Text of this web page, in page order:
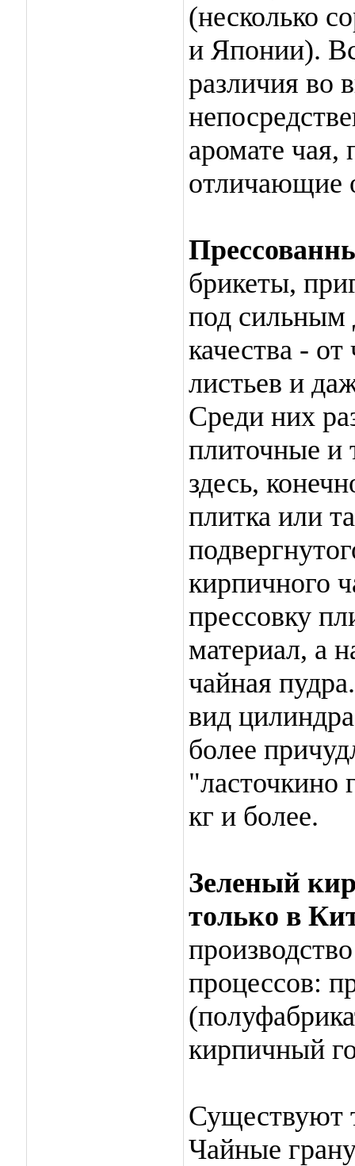
(несколько
и Японии).
различия во
аромате
отличающие
брикеты,
под сильным
качества -
листьев и
Среди них
плиточные и
здесь,
плитка или
кирпичного
прессовку
материал, а
чайная
вид
более
"ласточкино
кг и более.
Зеленый
только в
процессов:
кирпичный
Существуют
Чайные